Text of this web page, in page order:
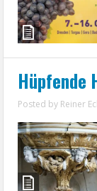
Hüpfende
Posted by Reiner